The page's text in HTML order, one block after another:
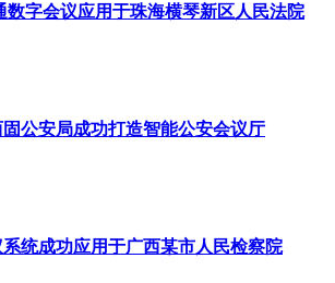
数字会议应用于珠海横琴新区人民法院
公安局成功打造智能公安会议厅
统成功应用于广西某市人民检察院